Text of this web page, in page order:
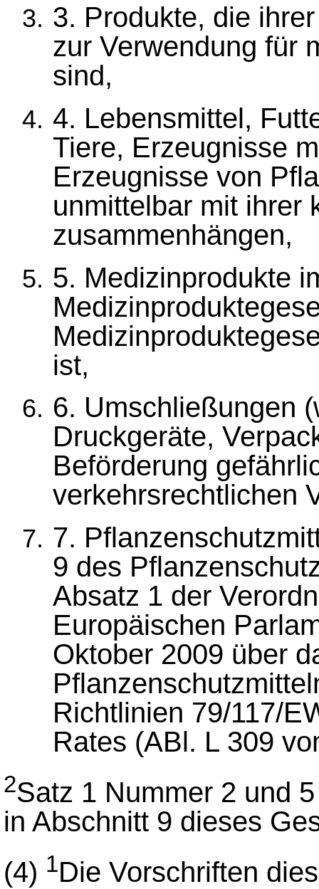
3. Produkte, die
zur Verwendung für
sind,
4. Lebensmittel,
Tiere, Erzeugnisse
Erzeugnisse von
unmittelbar mit ihrer
zusammenhängen,
5. Medizinprodukte
ist,
6. Umschließungen
Druckgeräte,
Beförderung
verkehrsrechtlichen
7.
9 des
Absatz 1 der
Europäischen
Oktober 2009 über
Richtlinien 79/117/
Rates (ABl. L 309
2Satz 1 Nummer 2 und
in Abschnitt 9 dieses
(4) 1Die Vorschriften